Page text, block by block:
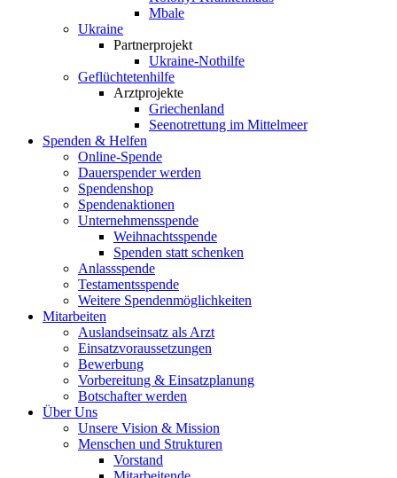
Mbale
Ukraine
Partnerprojekt
Ukraine-Nothilfe
Geflüchtetenhilfe
Arztprojekte
Griechenland
Seenotrettung im Mittelmeer
Spenden & Helfen
Online-Spende
Dauerspender werden
Spendenshop
Spendenaktionen
Unternehmens­spende
Weihnachtsspende
Spenden statt schenken
Anlassspende
Testamentsspende
Weitere Spenden­möglichkeiten
Mitarbeiten
Auslandseinsatz als Arzt
Einsatzvoraussetzungen
Bewerbung
Vorbereitung & Einsatzplanung
Botschafter werden
Über Uns
Unsere Vision & Mission
Menschen und Strukturen
Vorstand